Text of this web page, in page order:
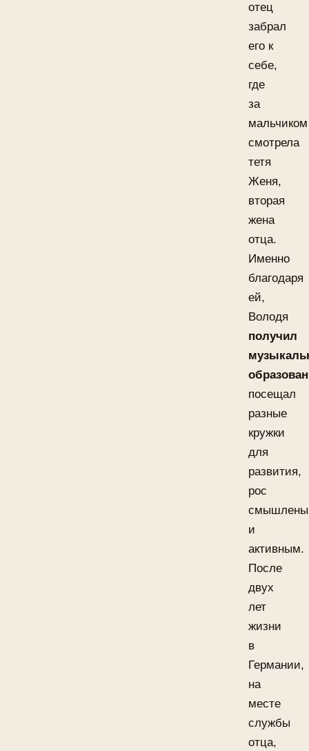
отец
забрал
его к
себе,
где
за
мальчиком
смотрела
тетя
Женя,
вторая
жена
отца.
Именно
благодаря
ей,
Володя
получил
посещал
разные
кружки
для
развития,
рос
и
активным.
После
двух
лет
жизни
в
Германии,
на
месте
службы
отца,